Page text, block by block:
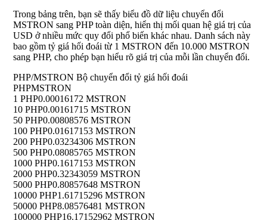
Trong bảng trên, bạn sẽ thấy biểu đồ dữ liệu chuyển đổi
MSTRON sang PHP toàn diện, hiển thị mối quan hệ giá trị của
USD ở nhiều mức quy đổi phổ biến khác nhau. Danh sách này
bao gồm tỷ giá hối đoái từ 1 MSTRON đến 10.000 MSTRON
sang PHP, cho phép bạn hiểu rõ giá trị của mỗi lần chuyển đổi.
PHP/MSTRON Bộ chuyển đổi tỷ giá hối đoái
PHPMSTRON
1 PHP0.00016172 MSTRON
10 PHP0.00161715 MSTRON
50 PHP0.00808576 MSTRON
100 PHP0.01617153 MSTRON
200 PHP0.03234306 MSTRON
500 PHP0.08085765 MSTRON
1000 PHP0.1617153 MSTRON
2000 PHP0.32343059 MSTRON
5000 PHP0.80857648 MSTRON
10000 PHP1.61715296 MSTRON
50000 PHP8.08576481 MSTRON
100000 PHP16.17152962 MSTRON